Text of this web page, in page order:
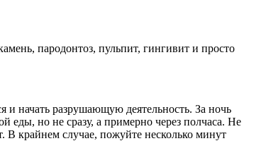
пародонтоз, пульпит, гингивит и просто
начать разрушающую деятельность. За ночь
еды, но не сразу, а примерно через полчаса. Не
В крайнем случае, пожуйте несколько минут